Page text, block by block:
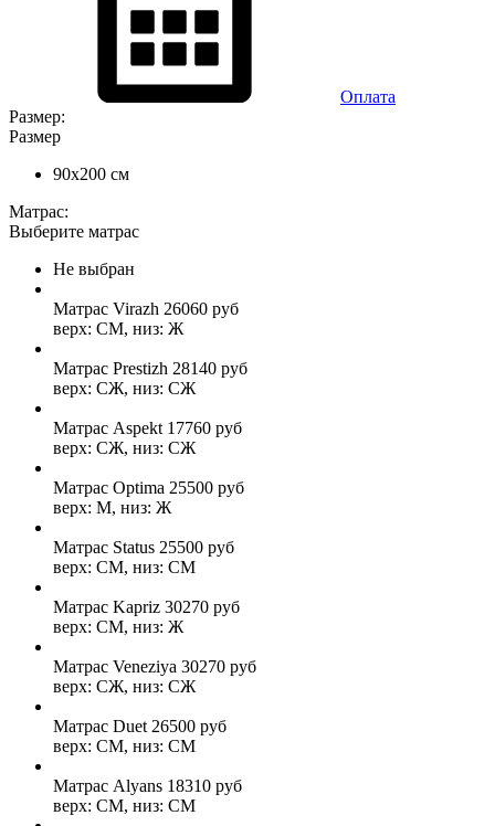
Оплата
Размер:
Размер
90x200 см
Матрас:
Выберите матрас
Не выбран
Матрас Virazh 26060 руб
верх: СМ, низ: Ж
Матрас Prestizh 28140 руб
верх: СЖ, низ: СЖ
Матрас Aspekt 17760 руб
верх: СЖ, низ: СЖ
Матрас Optima 25500 руб
верх: М, низ: Ж
Матрас Status 25500 руб
верх: СМ, низ: СМ
Матрас Kapriz 30270 руб
верх: СМ, низ: Ж
Матрас Veneziya 30270 руб
верх: СЖ, низ: СЖ
Матрас Duet 26500 руб
верх: СМ, низ: СМ
Матрас Alyans 18310 руб
верх: СМ, низ: СМ